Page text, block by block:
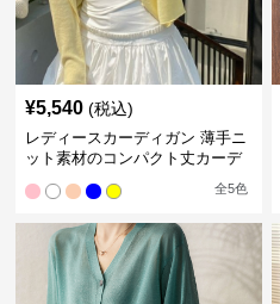
¥5,540 (税込)
レディースカーディガン 薄手ニ
ット素材のコンパクト丈カーデ
全5色